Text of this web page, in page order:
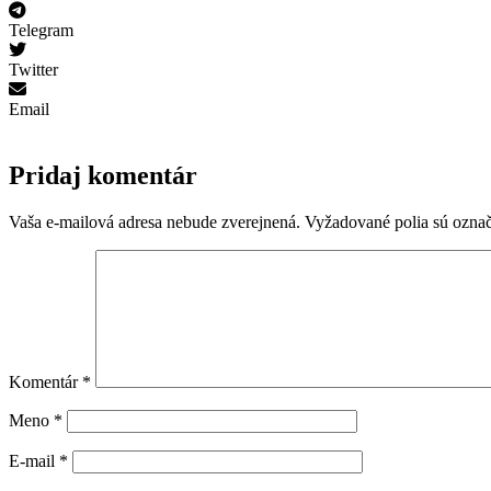
Telegram
Twitter
Email
Pridaj komentár
Vaša e-mailová adresa nebude zverejnená. Vyžadované polia sú
Komentár *
Meno *
E-mail *